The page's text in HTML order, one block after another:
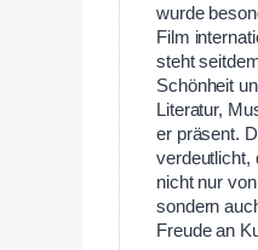
wurde
Film
steht
Schönheit
Literatur,
er präsent.
verdeutlicht,
nicht nur
sondern
Freude an